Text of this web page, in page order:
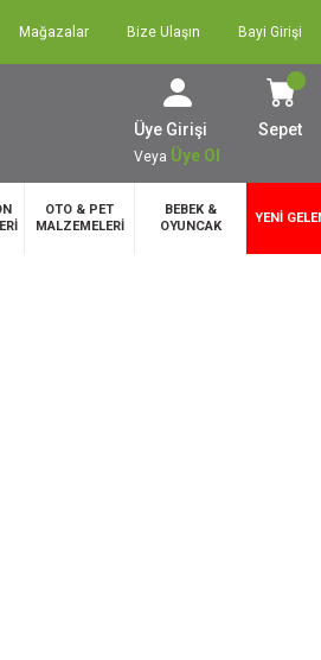
Mağazalar Bize Ulaşın Bayi Girişi
Üye Girişi
Veya Üye Ol
Sepet
OTO & PET
MALZEMELERİ
BEBEK &
OYUNCAK
YENİ